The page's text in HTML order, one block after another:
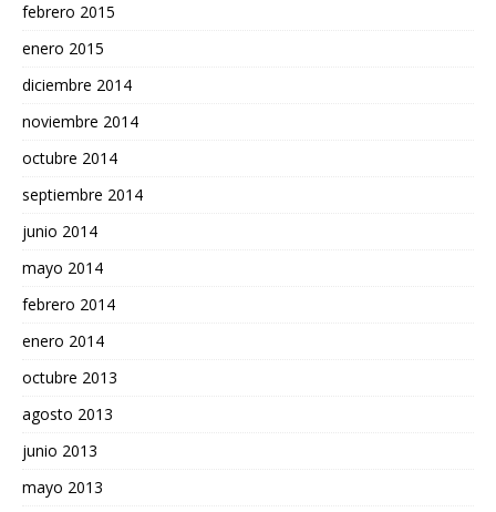
febrero 2015
enero 2015
diciembre 2014
noviembre 2014
octubre 2014
septiembre 2014
junio 2014
mayo 2014
febrero 2014
enero 2014
octubre 2013
agosto 2013
junio 2013
mayo 2013